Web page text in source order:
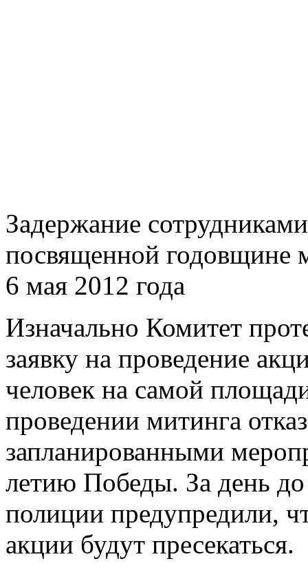
Задержание
посвященной годовщине
6 мая 2012 года
Изначально Комитет
заявку на проведение
человек на самой
проведении митинга
запланированными
летию Победы. За день
полиции предупредили,
акции будут пресекаться.